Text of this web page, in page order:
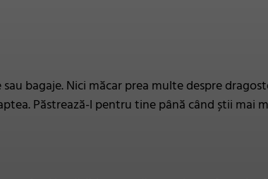
bagaje. Nici măcar prea multe despre
Păstrează-l pentru tine până când știi mai